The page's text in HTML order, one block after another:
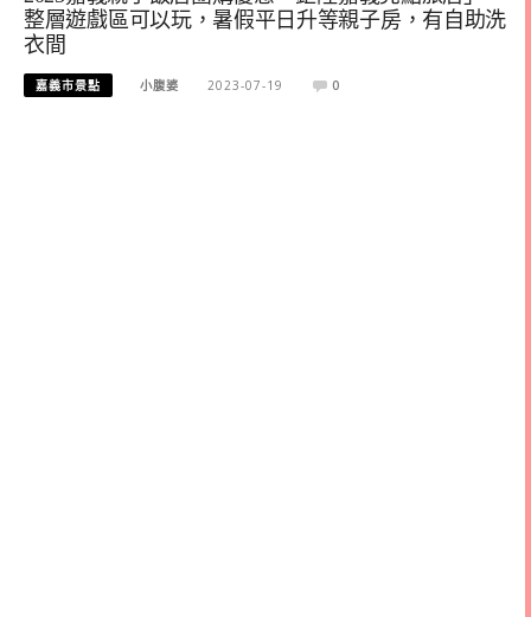
整層遊戲區可以玩，暑假平日升等親子房，有自助洗
衣間
嘉義市景點 小腹婆 2023-07-19 0